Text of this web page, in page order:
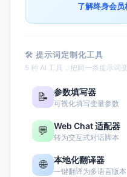
了解终身会员
🛠 提示词定制化工具
5 种 AI 工具，把同一条提示词
📝 参数填写器
可视化填写变量参数
💬 Web Chat 适配器
转为交互式对话脚本
🌐 本地化翻译器
一键翻译为多语言版本